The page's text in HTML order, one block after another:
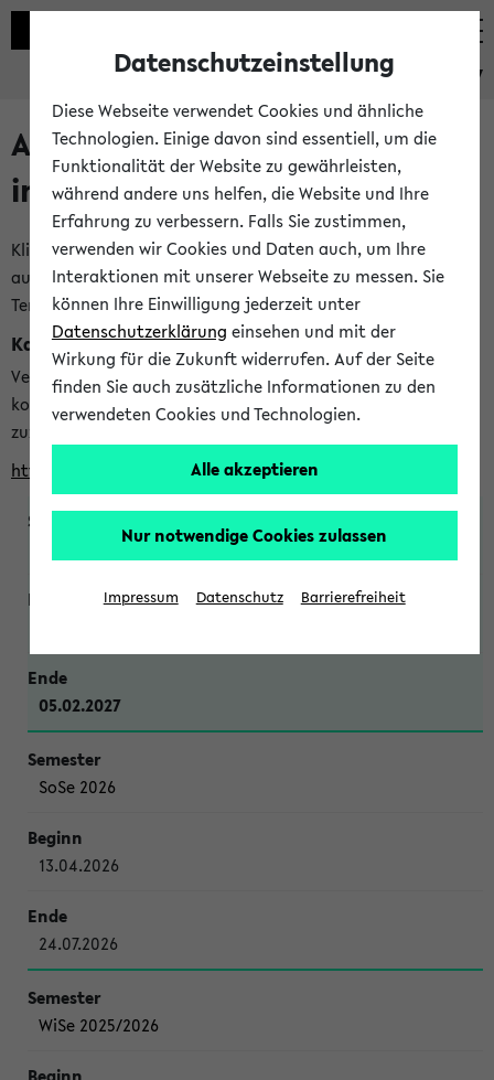
eKVV
Alle veröffentlichten Semester
im eKVV
Klicken Sie auf das Semester, welches Sie für Ihre Sitzung
auswählen möchten. Bitte beachten Sie auch die weiteren
Termine imKalender der Lehrplanung
Kalenderintegration
Verwenden Sie die folgende Adresse, um mit einer
kompatiblen Kalenderanwendung auf die Vorlesungszeiten
zuzugreifen (nähere Informationen
finden Sie hier
https://ekvv.uni-bielefeld.de/ws/calendar?vz
WiSe 2026/2027
05.02.2027
SoSe 2026
13.04.2026
24.07.2026
WiSe 2025/2026
Datenschutzeinstellung
Diese Webseite verwendet Cookies und ähnliche
Technologien. Einige davon sind essentiell, um die
Funktionalität der Website zu gewährleisten,
während andere uns helfen, die Website und Ihre
Erfahrung zu verbessern. Falls Sie zustimmen,
verwenden wir Cookies und Daten auch, um Ihre
Interaktionen mit unserer Webseite zu messen. Sie
können Ihre Einwilligung jederzeit unter
Datenschutzerklärung einsehen und mit der
Wirkung für die Zukunft widerrufen. Auf der Seite
finden Sie auch zusätzliche Informationen zu den
verwendeten Cookies und Technologien.
Alle akzeptieren
Nur notwendige Cookies zulassen
Impressum Datenschutz Barrierefreiheit